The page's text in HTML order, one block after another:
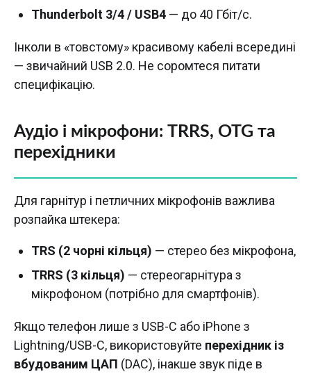
Thunderbolt 3/4 / USB4 — до 40 Гбіт/с.
Інколи в «товстому» красивому кабелі всередині
— звичайний USB 2.0. Не соромтеся питати
специфікацію.
Аудіо і мікрофони: TRRS, OTG та
перехідники
Для гарнітур і петличних мікрофонів важлива
розпайка штекера:
TRS (2 чорні кільця) — стерео без мікрофона,
TRRS (3 кільця) — стереогарнітура з
мікрофоном (потрібно для смартфонів).
Якщо телефон лише з USB-C або iPhone з
Lightning/USB-C, використовуйте перехідник із
вбудованим ЦАП (DAC), інакше звук піде в